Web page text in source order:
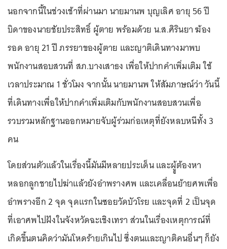
นอกจากนี้ในช่วงเช้าที่ผ่านมา นายมานพ บุญเลิศ อายุ 56 ปี
บิดาของนายชัยประสิทธิ์ ผู้ตาย พร้อมด้วย น.ส.ศิรินยา ฆ้อง
รอด อายุ 21 ปี ภรรยาของผู้ตาย และญาติเดินทางมาพบ
พนักงานสอบสวนที่ สภ.บางเสาธง เพื่อให้ปากคำเพิ่มเติม ใช้
เวลาประมาณ 1 ชั่วโมง จากนั้น นายมานพ ให้สัมภาษณ์ว่า วันนี้
ที่เดินทางเพื่อให้ปากคำเพิ่มเติมกับพนักงานสอบสวนเพื่อ
รวบรวมหลักฐานออกหมายจับผู้ร่วมก่อเหตุที่ยังหลบหนีทั้ง 3
คน
โดยส่วนตัวแล้วในเรื่องนี้มันมีหลายประเด็น และผูู้ต้องหา
หลอกลูกชายไปฆ่าแล้วยังอำพรางศพ และเคลื่อนย้ายศพเพื่อ
อำพรางอีก 2 จุด จุดแรกในซอยวัดบัวโรย และจุดที่ 2 เป็นจุด
ที่เอาศพไปฝังในจังหวัดฉะเชิงเทรา ส่วนในเรื่องเหตุการณ์ที่
เกิดขึ้นตนคิดว่ามันโหดร้ายเกินไป ซึ่งตนและญาติคนอื่นๆ ก็ยัง